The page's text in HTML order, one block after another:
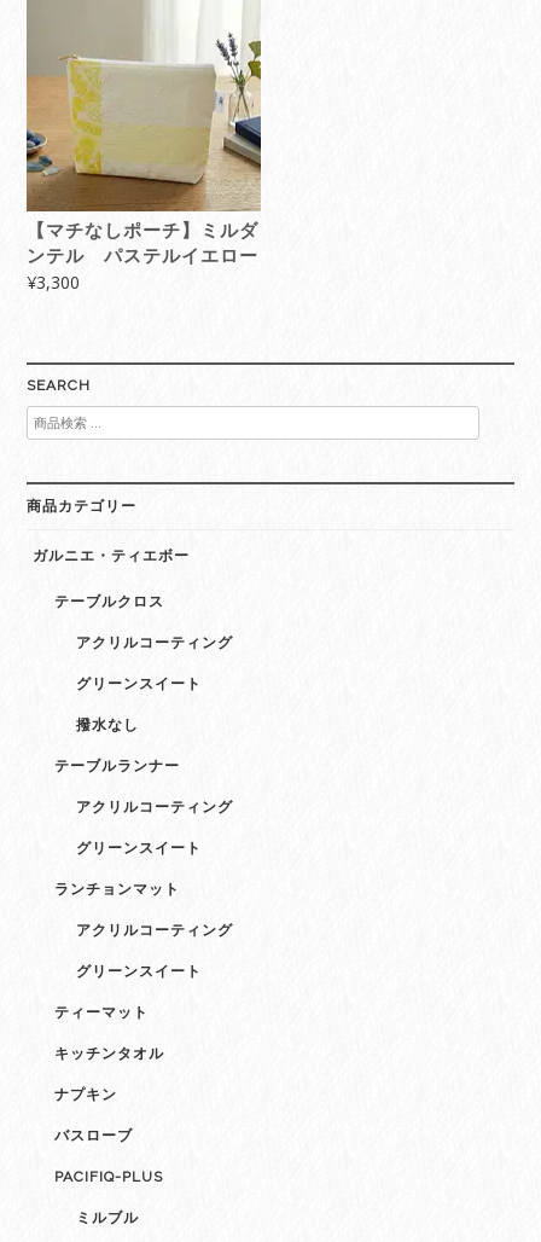
【マチなしポーチ】ミルダ
ンテル パステルイエロー
¥3,300
SEARCH
検
索
象:
商品カテゴリー
ガルニエ・ティエボー
テーブルクロス
アクリルコーティング
グリーンスイート
撥水なし
テーブルランナー
アクリルコーティング
グリーンスイート
ランチョンマット
アクリルコーティング
グリーンスイート
ティーマット
キッチンタオル
ナプキン
バスローブ
PACIFIQ-PLUS
ミルブル